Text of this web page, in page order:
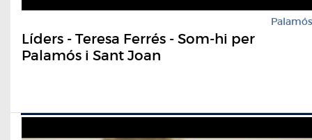
Palamós
Líders - Teresa Ferrés - Som-hi per
Palamós i Sant Joan